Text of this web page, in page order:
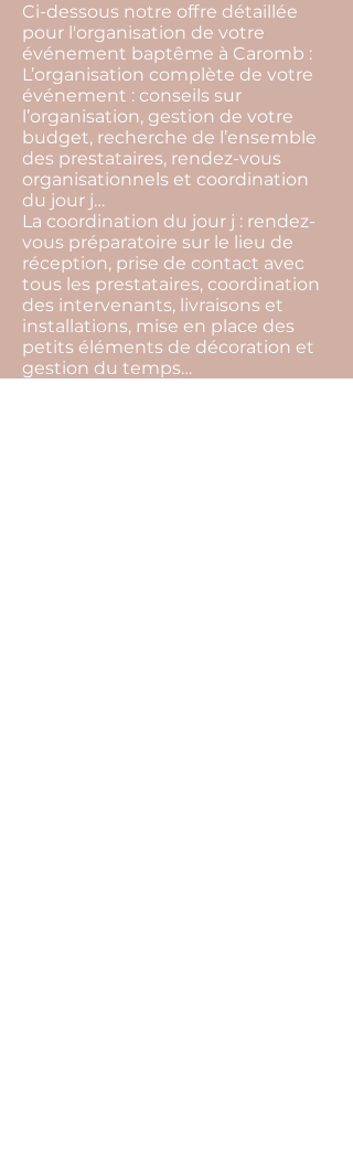
Ci-dessous notre offre détaillée
pour l'organisation de votre
événement baptême à Caromb :
L’organisation complète de votre
événement : conseils sur
l’organisation, gestion de votre
budget, recherche de l’ensemble
des prestataires, rendez-vous
organisationnels et coordination
du jour j…
La coordination du jour j : rendez-
vous préparatoire sur le lieu de
réception, prise de contact avec
tous les prestataires, coordination
des intervenants, livraisons et
installations, mise en place des
petits éléments de décoration et
gestion du temps…